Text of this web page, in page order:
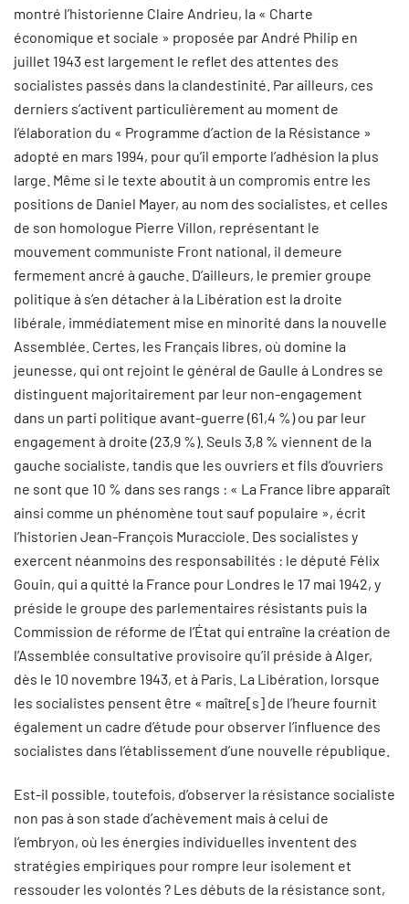
montré l’historienne Claire Andrieu, la « Charte
économique et sociale » proposée par André Philip en
juillet 1943 est largement le reflet des attentes des
socialistes passés dans la clandestinité. Par ailleurs, ces
derniers s’activent particulièrement au moment de
l’élaboration du « Programme d’action de la Résistance »
adopté en mars 1994, pour qu’il emporte l’adhésion la plus
large. Même si le texte aboutit à un compromis entre les
positions de Daniel Mayer, au nom des socialistes, et celles
de son homologue Pierre Villon, représentant le
mouvement communiste Front national, il demeure
fermement ancré à gauche. D’ailleurs, le premier groupe
politique à s’en détacher à la Libération est la droite
libérale, immédiatement mise en minorité dans la nouvelle
Assemblée. Certes, les Français libres, où domine la
jeunesse, qui ont rejoint le général de Gaulle à Londres se
distinguent majoritairement par leur non-engagement
dans un parti politique avant-guerre (61,4 %) ou par leur
engagement à droite (23,9 %). Seuls 3,8 % viennent de la
gauche socialiste, tandis que les ouvriers et fils d’ouvriers
ne sont que 10 % dans ses rangs : « La France libre apparaît
ainsi comme un phénomène tout sauf populaire », écrit
l’historien Jean-François Muracciole. Des socialistes y
exercent néanmoins des responsabilités : le député Félix
Gouin, qui a quitté la France pour Londres le 17 mai 1942, y
préside le groupe des parlementaires résistants puis la
Commission de réforme de l’État qui entraîne la création de
l’Assemblée consultative provisoire qu’il préside à Alger,
dès le 10 novembre 1943, et à Paris. La Libération, lorsque
les socialistes pensent être « maître[s] de l’heure fournit
également un cadre d’étude pour observer l’influence des
socialistes dans l’établissement d’une nouvelle république.
Est-il possible, toutefois, d’observer la résistance socialiste
non pas à son stade d’achèvement mais à celui de
l’embryon, où les énergies individuelles inventent des
stratégies empiriques pour rompre leur isolement et
ressouder les volontés ? Les débuts de la résistance sont,